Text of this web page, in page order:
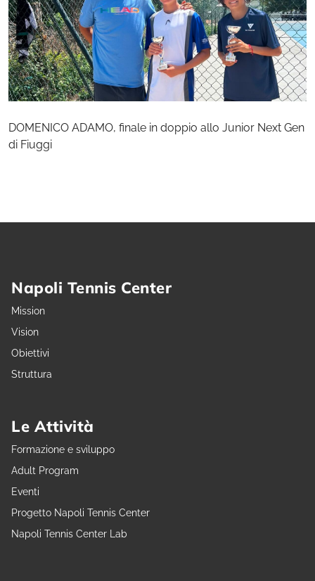
DOMENICO ADAMO, finale in doppio allo Junior Next Gen
di Fiuggi
Napoli Tennis Center
Mission
Vision
Obiettivi
Struttura
Le Attività
Formazione e sviluppo
Adult Program
Eventi
Progetto Napoli Tennis Center
Napoli Tennis Center Lab